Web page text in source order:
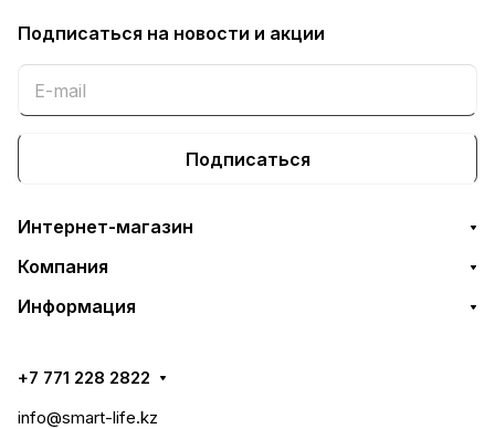
Подписаться на новости и акции
Подписаться
Интернет-магазин
Компания
Информация
+7 771 228 2822
info@smart-life.kz